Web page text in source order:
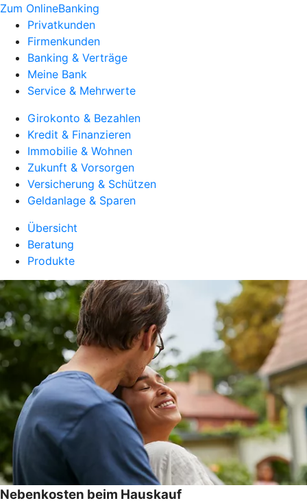
Zum OnlineBanking
Privatkunden
Firmenkunden
Banking & Verträge
Meine Bank
Service & Mehrwerte
Girokonto & Bezahlen
Kredit & Finanzieren
Immobilie & Wohnen
Zukunft & Vorsorgen
Versicherung & Schützen
Geldanlage & Sparen
Übersicht
Beratung
Produkte
Nebenkosten beim Hauskauf